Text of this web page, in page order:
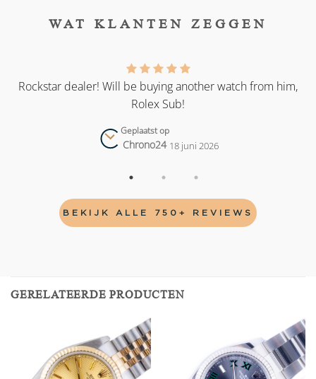
WAT KLANTEN ZEGGEN
Rockstar dealer! Will be buying another watch from him,
Rolex Sub!
Geplaatst op
Chrono24 18 juni 2026
BEKIJK ALLE 750+ REVIEWS
GERELATEERDE PRODUCTEN
Add to
wishlist
Add to
wishlist